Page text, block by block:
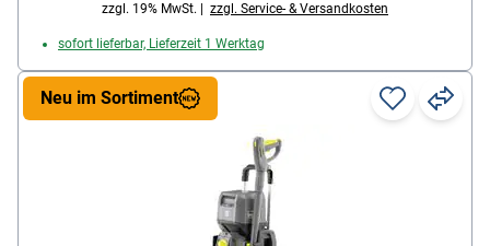
zzgl. 19% MwSt. | zzgl. Service- & Versandkosten
sofort lieferbar, Lieferzeit 1 Werktag
Neu im Sortiment